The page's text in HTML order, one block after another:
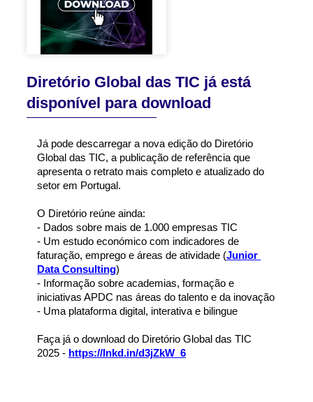
Diretório Global das TIC já está
disponível para download
Já pode descarregar a nova edição do Diretório
Global das TIC, a publicação de referência que
apresenta o retrato mais completo e atualizado do
setor em Portugal.
O Diretório reúne ainda:
- Dados sobre mais de 1.000 empresas TIC
- Um estudo económico com indicadores de
faturação, emprego e áreas de atividade (Junior
Data Consulting)
- Informação sobre academias, formação e
iniciativas APDC nas áreas do talento e da inovação
- Uma plataforma digital, interativa e bilingue
Faça já o download do Diretório Global das TIC
2025 - https://lnkd.in/d3jZkW_6